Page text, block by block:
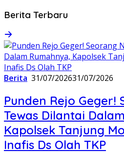
Berita Terbaru
Berita 31/07/202631/07/2026
Punden Rejo Geger!
Tewas Dilantai
Kapolsek Tanjung
Inafis Ds Olah TKP